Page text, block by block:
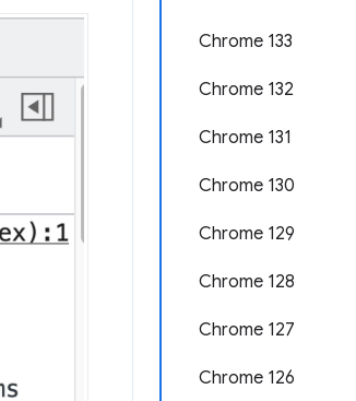
Chrome 133
Chrome 132
Chrome 131
Chrome 130
Chrome 129
Chrome 128
Chrome 127
Chrome 126